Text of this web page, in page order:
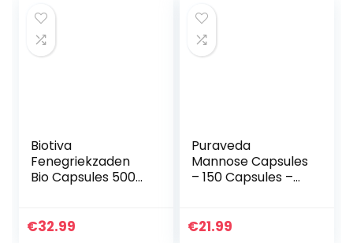
Biotiva
Fenegriekzaden
Bio Capsules 500
der – Trigonella
€32.99
Puraveda
Mannose Capsules
– 150 Capsules –
Geen
€21.99